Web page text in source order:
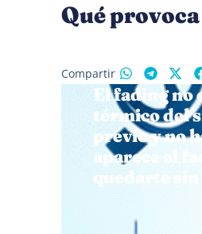
Qué
Compartir
El fading no
térmico del
previo y no
aparece el
quedarte sin